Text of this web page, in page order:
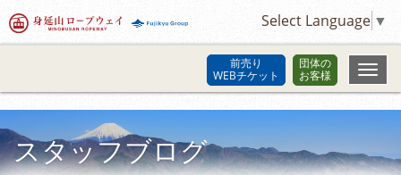
Select Language ▼
前売り
WEBチケット
団体の
お客様
スタッフブログ